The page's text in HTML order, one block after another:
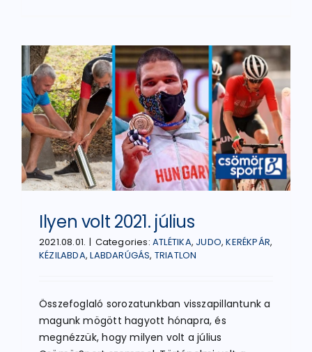
Ilyen volt 2021. július
2021.08.01. | Categories:ATLÉTIKA, JUDO,KERÉKPÁR,
KÉZILABDA,LABDARÚGÁS, TRIATLON
Összefoglaló sorozatunkban visszapillantunk a
magunk mögött hagyott hónapra, és
megnézzük, hogy milyen volt a július